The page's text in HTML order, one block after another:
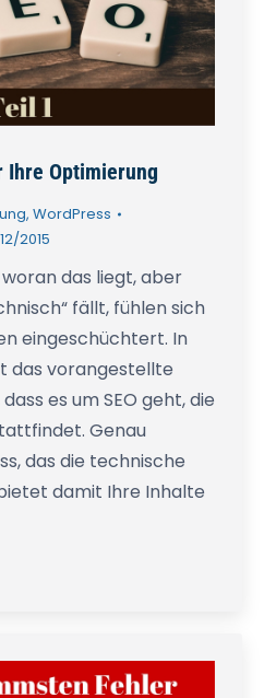
Ihre Optimierung
, WordPress
2015
das liegt, aber
fällt, fühlen sich
eingeschüchtert. In
das vorangestellte
es um SEO geht, die
Genau
das die technische
damit Ihre Inhalte